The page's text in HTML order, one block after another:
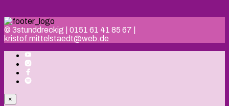
© 3stunddreckig | 0151 61 41 85 67 |
kristof.mittelstaedt@web.de
×